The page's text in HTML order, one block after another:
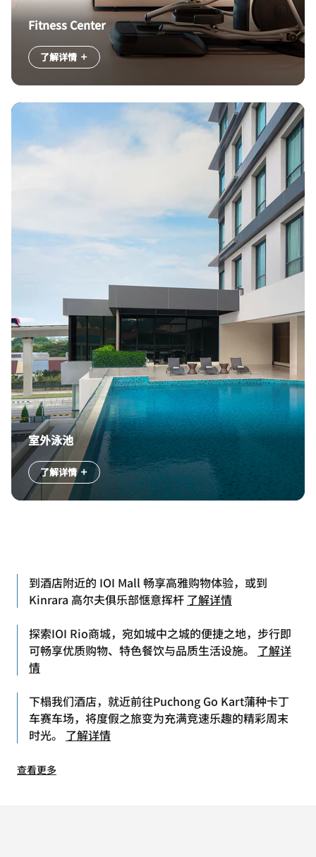
Fitness Center
了解详情
室外泳池
了解详情
到酒店附近的 IOI Mall 畅享高雅购物体验，或到
Kinrara 高尔夫俱乐部惬意挥杆 了解详情
探索IOI Rio商城，宛如城中之城的便捷之地，步行即
可畅享优质购物、特色餐饮与品质生活设施。 了解详
情
下榻我们酒店，就近前往Puchong Go Kart蒲种卡丁
车赛车场，将度假之旅变为充满竞速乐趣的精彩周末
时光。 了解详情
查看更多